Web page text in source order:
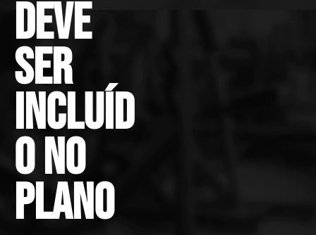
deve
ser
incluíd
o no
plano